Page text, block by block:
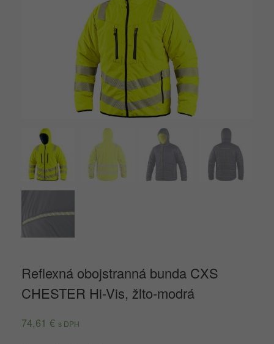
Reflexná obojstranná bunda CXS
CHESTER Hi-Vis, žlto-modrá
74,61 € s DPH